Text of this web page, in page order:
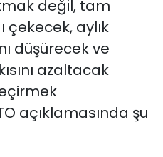
değil, tam
çekecek, aylık
düşürecek ve
azaltacak
açıklamasında şu